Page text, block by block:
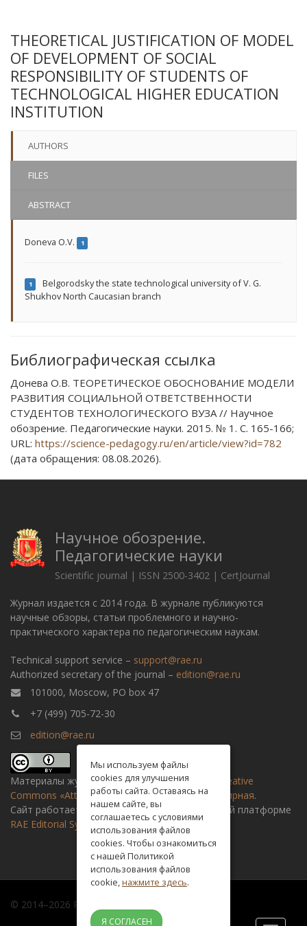
THEORETICAL JUSTIFICATION OF MODEL
OF DEVELOPMENT OF SOCIAL
RESPONSIBILITY OF STUDENTS OF
TECHNOLOGICAL HIGHER EDUCATION
INSTITUTION
AUTHORS
FILES
ABSTRACT
Doneva O.V. 1
1
Belgorodsky the state technological university of V. G.
Shukhov North Caucasian branch
Библиографическая ссылка
Донева О.В. ТЕОРЕТИЧЕСКОЕ ОБОСНОВАНИЕ МОДЕЛИ
РАЗВИТИЯ СОЦИАЛЬНОЙ ОТВЕТСТВЕННОСТИ
СТУДЕНТОВ ТЕХНОЛОГИЧЕСКОГО ВУЗА // Научное
обозрение. Педагогические науки. 2015. № 1. С. 165-166;
URL: https://science-pedagogy.ru/en/article/view?id=782
(дата обращения: 08.08.2026).
Научное обозрение.
Педагогические науки
Scientific journal | ISSN 2500-3402 | CertJournal
Журнал издается с 2014 года. В журнале публикуются
научные обзоры, статьи проблемного и научно-
практического характера по педагогическим наукам.
Technical support service – support@rae.ru
Authorized secretary of the journal – edition@rae.ru
101000, Moscow, PO box 47
+7 (499) 705-72-30
edition@rae.ru
Материалы журнала доступны полицензии Creative
Commons «Attribution» («Атрибуция») 4.0 Всемирная.
Сайт работает на универсальной издательской платформе
RAE Editorial System
© 2014–2026 Russian academy of natural history
Мы используем файлы
cookies для улучшения
работы сайта. Оставаясь на
нашем сайте, вы
соглашаетесь с условиями
использования файлов
cookies. Чтобы ознакомиться
с нашей Политикой
использования файлов
cookie,нажмите здесь.
Я СОГЛАСЕН